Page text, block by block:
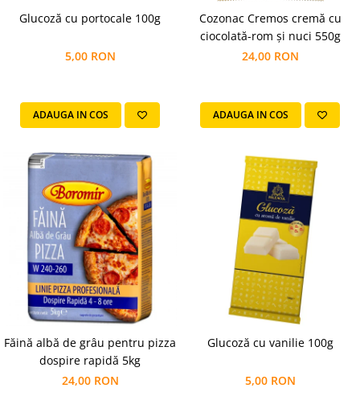
Glucoză cu portocale 100g
5,00 RON
ADAUGA IN COS
Cozonac Cremos cremă cu
ciocolată-rom și nuci 550g
24,00 RON
ADAUGA IN COS
Făină albă de grâu pentru pizza
dospire rapidă 5kg
24,00 RON
Glucoză cu vanilie 100g
5,00 RON